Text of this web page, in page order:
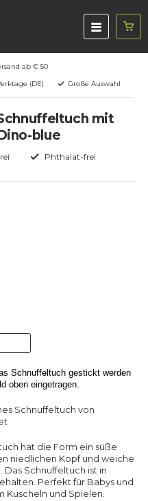
ab € 50
(DE)
Große Auswahl
mit
blue
Phthalat-frei
Schnuffeltuch gestickt werden
oben eingetragen.
Schnuffeltuch von
hat die Form ein süße
niedlichen Kopf und weiche
Das Schnuffeltuch ist in
Perfekt für Babys und
Kuscheln und Spielen.